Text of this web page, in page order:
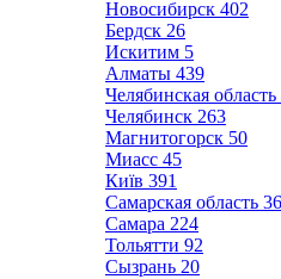
Новосибирск 402
Бердск 26
Искитим 5
Алматы 439
Челябинская область
Челябинск 263
Магнитогорск 50
Миасс 45
Київ 391
Самарская область
Самара 224
Тольятти 92
Сызрань 20